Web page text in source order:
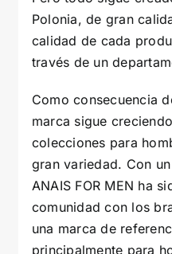
Polonia, de gran
calidad de cada
través de un
Como consecuencia
marca sigue
colecciones para
gran variedad. Con
ANAIS FOR MEN ha
comunidad con los
una marca de
principalmente para